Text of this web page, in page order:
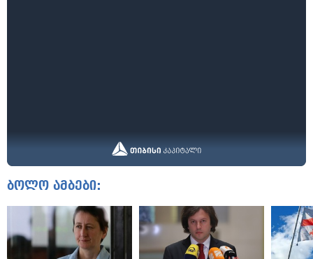
ბოლო ამბები: